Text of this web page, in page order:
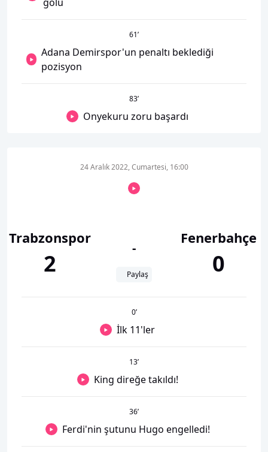
61’
Adana Demirspor'un penaltı beklediği
pozisyon
83’
Onyekuru zoru başardı
Trabzonspor
2
24 Aralık 2022, Cumartesi, 16:00
-
Paylaş
Fenerbahçe
0
0’
İlk 11'ler
13’
King direğe takıldı!
36’
Ferdi'nin şutunu Hugo engelledi!